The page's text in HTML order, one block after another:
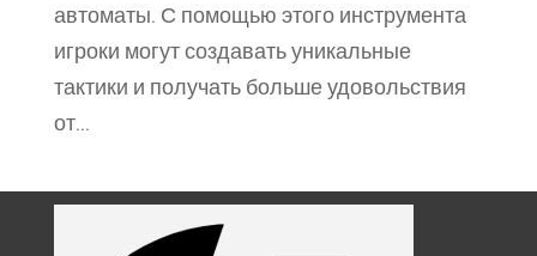
автоматы. С помощью этого инструмента
игроки могут создавать уникальные
тактики и получать больше удовольствия
от...